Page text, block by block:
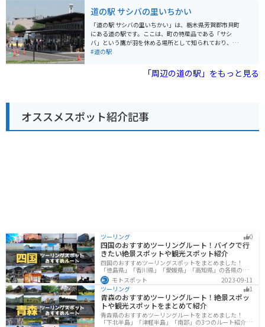
てぎからほど近い場所には、ツインリンクもてぎがあり
ます。 ツインリンクもてぎは、モータースポーツやアミ
ューズメントが楽しめる施設です。 道の駅 もてぎを訪れ
た際には、ぜひ、茂木町の自然や食、観光も楽しんでく
ださい。
りが高く、風味も豊かでおすすめです。 また、道の駅 か
つらは、バイクツーリングの休憩スポットとしても人気
があります。駐車場も広く、バイクスタンドも設置され
ているので、安心してバイクを停めることができます。
周辺には、ホースライディングが楽しめる「ホースリゾ
におすすめの道の駅です。
道の駅 サシバの里いちかい
「道の駅 サシバの里いちかい」は、栃木県芳賀郡市貝町
にある道の駅です。ここは、町の特産品である「サシ
バ」という鷹が羽を休める場所として知られており、道
の駅の名前にもなっています。 施設内には、地元産の新
ん、地元ブランド豚「いちはい豚」を使った料理などを
味わえる食事処があります。 バイクで訪れる場合、道の
は、特に秋になると、そばの花が咲き乱れる美しい景色
が広がります。また、町内には「芝ざくら公園」があ
り、春にはピンク色の芝桜の絨毯を楽しむことができま
#道の駅
「周辺の道の駅」をもっと見る
オススメスポット紹介記事
ツーリング 0
四国のおすすめツーリングルート！バイクで行
きたい絶景スポットや観光スポット紹介
四国のおすすめツーリングスポットをまとめました！
「徳島県」「香川県」「愛媛県」「高知県」の各県の観
光地紹介します。自然豊かな山々や湖、温泉地が点在
し、四季折々の景色を楽しめるスポットが多数ありま
す。バイクで四国にツーリングに行く際は参考にしてく
ださい。
モトスポット
2023-09-11
ツーリング
1
青森のおすすめツーリングルート！絶景スポッ
トや観光スポットをまとめて紹介
青森県のおすすめツーリングルートをまとめました！
「下北半島」「津軽半島」「南部」の3つのルート紹介し